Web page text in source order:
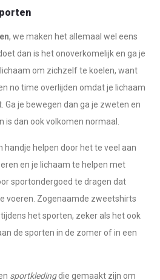
, we maken het allemaal wel eens
dan is het onoverkomelijk en ga je
om zichzelf te koelen, want
no time overlijden omdat je lichaam
je bewegen dan ga je zweten en
dan ook volkomen normaal.
handje helpen door het te veel aan
en je lichaam te helpen met
sportondergoed te dragen dat
voeren. Zogenaamde zweetshirts
het sporten, zeker als het ook
de sporten in de zomer of in een
sportkledingdie gemaakt zijn om